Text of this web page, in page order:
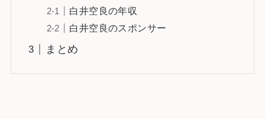
白井空良の年収
白井空良のスポンサー
まとめ